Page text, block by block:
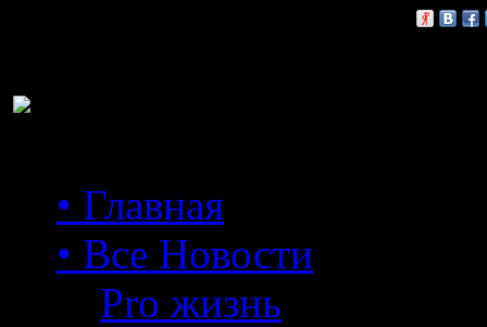
• Главная
• Все Новости
Pro жизнь